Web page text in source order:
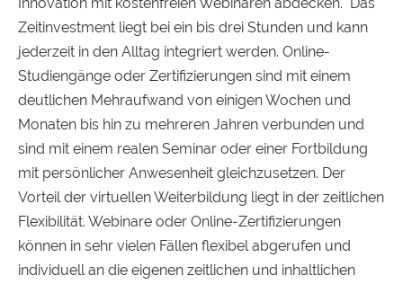
Zeitinvestment liegt bei ein bis drei Stunden und kann
jederzeit in den Alltag integriert werden. Online-
Studiengänge oder Zertifizierungen sind mit einem
deutlichen Mehraufwand von einigen Wochen und
Monaten bis hin zu mehreren Jahren verbunden und
sind mit einem realen Seminar oder einer Fortbildung
mit persönlicher Anwesenheit gleichzusetzen. Der
Vorteil der virtuellen Weiterbildung liegt in der zeitlichen
Flexibilität. Webinare oder Online-Zertifizierungen
können in sehr vielen Fällen flexibel abgerufen und
individuell an die eigenen zeitlichen und inhaltlichen